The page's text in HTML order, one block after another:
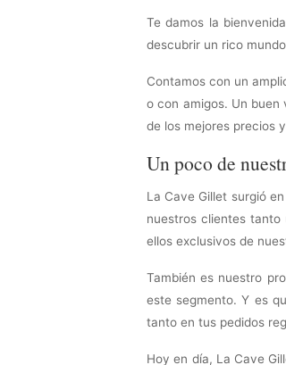
Te damos la
descubrir un rico
Contamos con un
o con amigos. Un buen
de los mejores precios
Un poco de
La Cave Gillet surgió
nuestros clientes tanto
ellos exclusivos de
También es nuestro
este segmento. Y es
tanto en tus pedidos
Hoy en día, La Cave